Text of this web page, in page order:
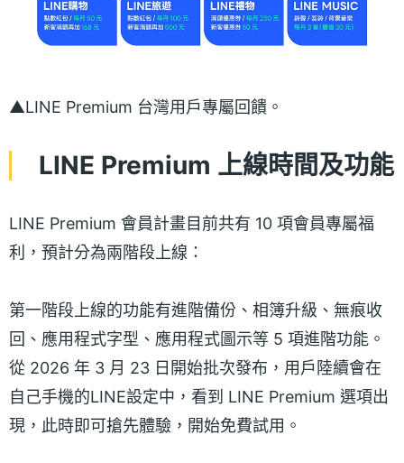
▲LINE Premium 台灣用戶專屬回饋。
LINE Premium 上線時間及功能
LINE Premium 會員計畫目前共有 10 項會員專屬福
利，預計分為兩階段上線：
第一階段上線的功能有進階備份、相簿升級、無痕收
回、應用程式字型、應用程式圖示等 5 項進階功能。
從 2026 年 3 月 23 日開始批次發布，用戶陸續會在
自己手機的LINE設定中，看到 LINE Premium 選項出
現，此時即可搶先體驗，開始免費試用。